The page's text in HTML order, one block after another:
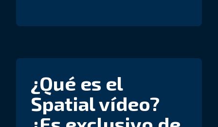
¿Qué es el
Spatial vídeo?